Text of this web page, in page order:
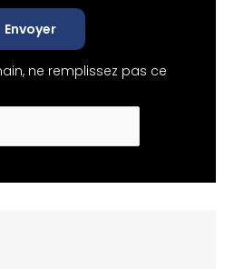
Envoyer
ne remplissez pas ce